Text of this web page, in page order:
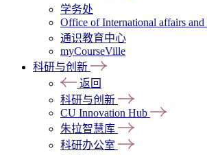
学务处
Office of International affairs
通识教育中心
myCourseVille
科研与创新
返回
科研与创新
CU Innovation Hub
朱拉智慧库
科研办公室